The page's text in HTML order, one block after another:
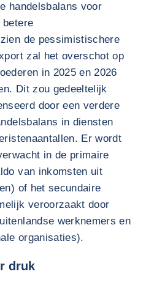
handelsbalans voor
betere
de pessimistischere
zal het overschot op
in 2025 en 2026
Dit zou gedeeltelijk
door een verdere
in diensten
Er wordt
in de primaire
van inkomsten uit
of het secundaire
veroorzaakt door
werknemers en
organisaties).
druk